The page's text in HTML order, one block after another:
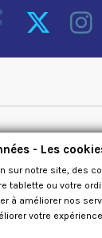
- Les
sur notre site, des
tablette ou votre
à améliorer nos
votre